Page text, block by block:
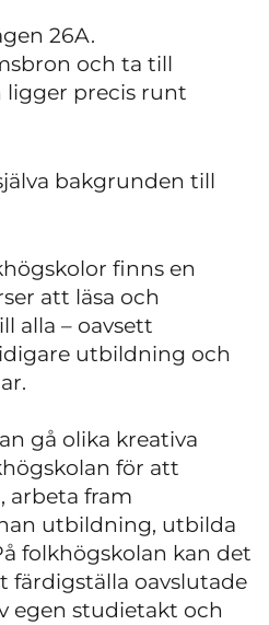
26A.
och ta till
ligger precis runt
bakgrunden till
finns en
att läsa och
alla – oavsett
utbildning och
gå olika kreativa
för att
arbeta fram
utbildning, utbilda
folkhögskolan kan det
färdigställa oavslutade
egen studietakt och